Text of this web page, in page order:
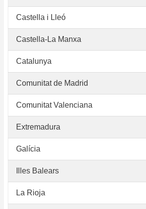
Castella i Lleó
Castella-La Manxa
Catalunya
Comunitat de Madrid
Comunitat Valenciana
Extremadura
Galícia
Illes Balears
La Rioja